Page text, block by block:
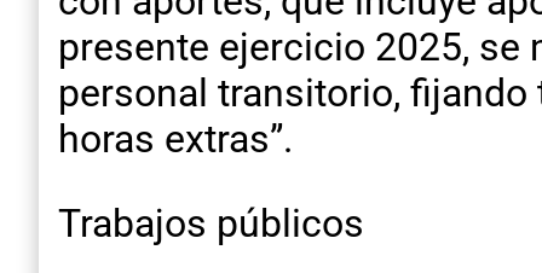
presente ejercicio 2025,
personal transitorio,
horas extras”.
Trabajos públicos